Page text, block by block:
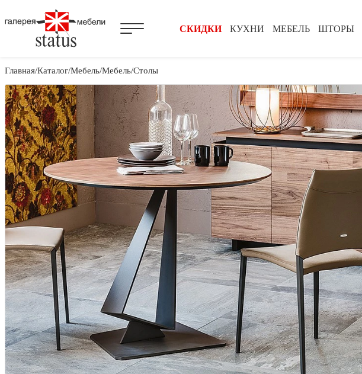
КУХНИ МЕБЕЛЬ ШТОРЫ
СКИДКИ
Главная Каталог Мебель Мебель Столы